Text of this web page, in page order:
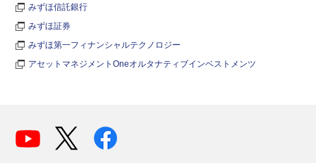
みずほ信託銀行
みずほ証券
みずほ第一フィナンシャルテクノロジー
アセットマネジメントOneオルタナティブインベストメンツ